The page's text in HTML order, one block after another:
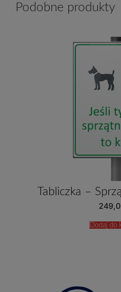
Podobne produkty
Tabliczka –
Dodaj do